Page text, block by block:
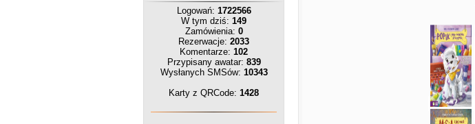
Logowań: 1722566
W tym dziś: 149
Zamówienia: 0
Rezerwacje: 2033
Komentarze: 102
Przypisany awatar: 839
Wysłanych SMSów: 10343
Karty z QRCode: 1428